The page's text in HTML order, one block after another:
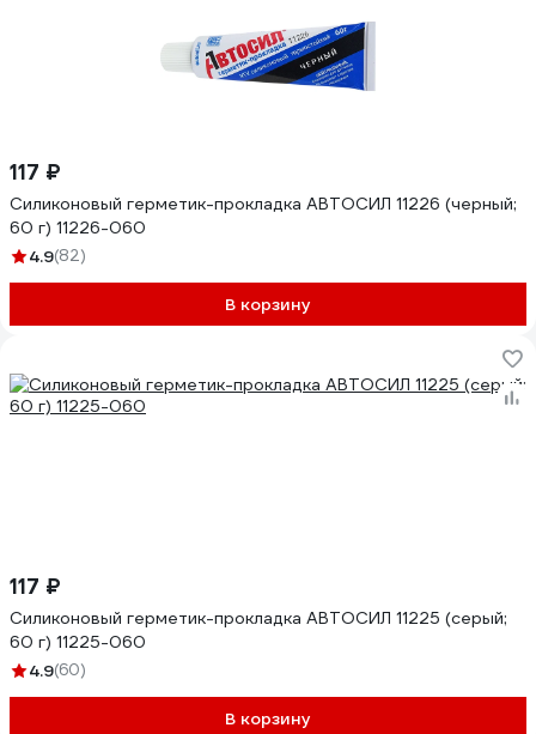
117 ₽
Силиконовый герметик-прокладка АВТОСИЛ 11226 (черный;
60 г) 11226-060
4.9(82)
В корзину
117 ₽
Силиконовый герметик-прокладка АВТОСИЛ 11225 (серый;
60 г) 11225-060
4.9(60)
В корзину